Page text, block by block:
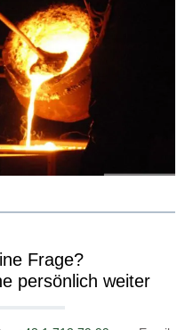
Frage?
persönlich weiter